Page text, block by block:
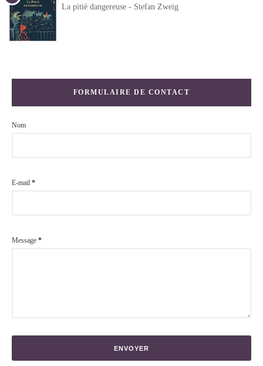
La pitié dangereuse - Stefan Zweig
FORMULAIRE DE CONTACT
Nom
E-mail *
Message *